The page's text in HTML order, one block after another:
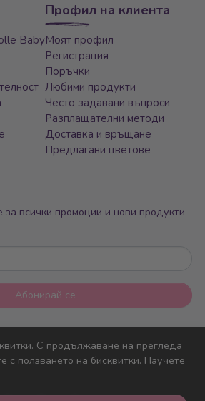
С продължаване на прегледа
с ползването на бисквитки. Научете
Baby
Профил на клиента
Моят профил
Регистрация
Поръчки
Любими продукти
Често задавани въпроси
Разплащателни методи
Доставка и връщане
Предлагани цветове
всички промоции и нови продукти
Абонирай се